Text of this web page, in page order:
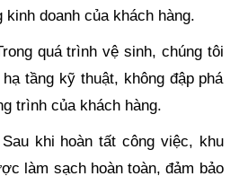
kinh doanh của khách hàng.
quá trình vệ sinh, chúng tôi
tầng kỹ thuật, không đập phá
trình của khách hàng.
Sau khi hoàn tất công việc, khu
làm sạch hoàn toàn, đảm bảo